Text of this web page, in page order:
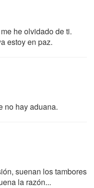
he olvidado de ti.
estoy en paz.
no hay aduana.
suenan los tambores
la razón...